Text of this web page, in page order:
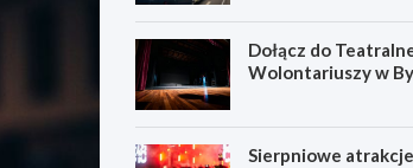
Dołącz do
Wolontariuszy w
Sierpniowe